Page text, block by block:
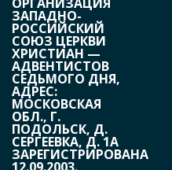
ЗАПАДНО-
РОССИЙСКИЙ
СОЮЗ ЦЕРКВИ
ХРИСТИАН —
АДВЕНТИСТОВ
СЕДЬМОГО ДНЯ,
АДРЕС:
МОСКОВСКАЯ
ОБЛ., Г.
ПОДОЛЬСК, Д.
СЕРГЕЕВКА, Д. 1А
ЗАРЕГИСТРИРОВАНА
12.09.2003.